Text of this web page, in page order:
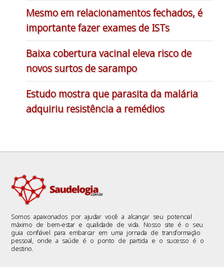
Mesmo em relacionamentos fechados, é
importante fazer exames de ISTs
Baixa cobertura vacinal eleva risco de
novos surtos de sarampo
Estudo mostra que parasita da malária
adquiriu resistência a remédios
Somos apaixonados por ajudar você a alcançar seu potencial
máximo de bem-estar e qualidade de vida. Nosso site é o seu
guia confiável para embarcar em uma jornada de transformação
pessoal, onde a saúde é o ponto de partida e o sucesso é o
destino.